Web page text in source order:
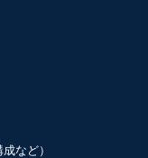
など）